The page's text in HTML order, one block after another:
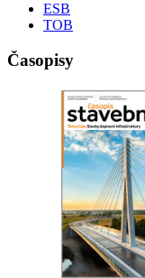
ESB
TOB
Časopisy